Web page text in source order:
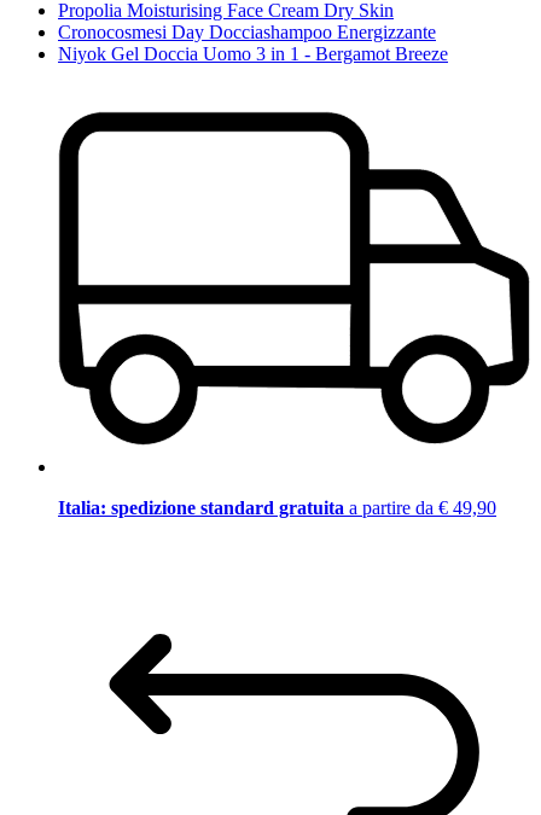
Propolia Moisturising Face Cream Dry Skin
Cronocosmesi Day Docciashampoo Energizzante
Niyok Gel Doccia Uomo 3 in 1 - Bergamot Breeze
Italia: spedizione standard gratuita a partire da € 49,90